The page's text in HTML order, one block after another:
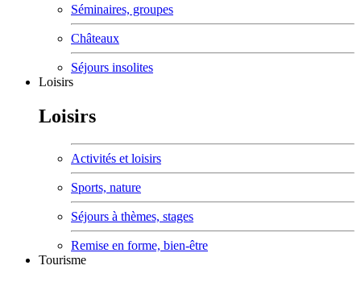
Séminaires, groupes
Châteaux
Séjours insolites
Loisirs
Loisirs
Activités et loisirs
Sports, nature
Séjours à thèmes, stages
Remise en forme, bien-être
Tourisme